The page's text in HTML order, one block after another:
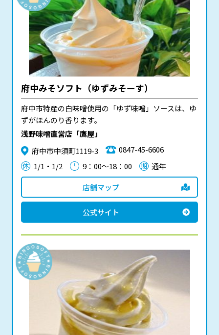
府中みそソフト（ゆずみそーす）
府中市特産の白味噌使用の「ゆず味噌」ソースは、ゆ
ずがほんのり香ります。
浅野味噌直営店「鷹屋」
府中市中須町1119-3
0847-45-6606
1/1・1/2
9：00～18：00 通年
店舗マップ
公式サイト